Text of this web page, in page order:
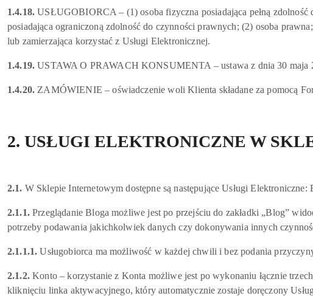
1.4.18. USŁUGOBIORCA – (1) osoba fizyczna posiadająca pełną
posiadająca ograniczoną zdolność do czynności prawnych; (2) osoba
lub zamierzająca korzystać z Usługi Elektronicznej.
1.4.19. USTAWA O PRAWACH KONSUMENTA – ustawa z dnia 30 maja
1.4.20. ZAMÓWIENIE – oświadczenie woli Klienta składane za pomocą
2. USŁUGI ELEKTRONICZNE W
2.1. W Sklepie Internetowym dostępne są następujące Usługi
2.1.1.Przeglądanie Bloga możliwe jest po przejściu do zakładki „Blog”
potrzeby podawania jakichkolwiek danych czy dokonywania innych
2.1.1.1. Usługobiorca ma możliwość w każdej chwili i bez podania
2.1.2.Konto – korzystanie z Konta możliwe jest po wykonaniu łącznie
kliknięciu linka aktywacyjnego, który automatycznie zostaje doręczony